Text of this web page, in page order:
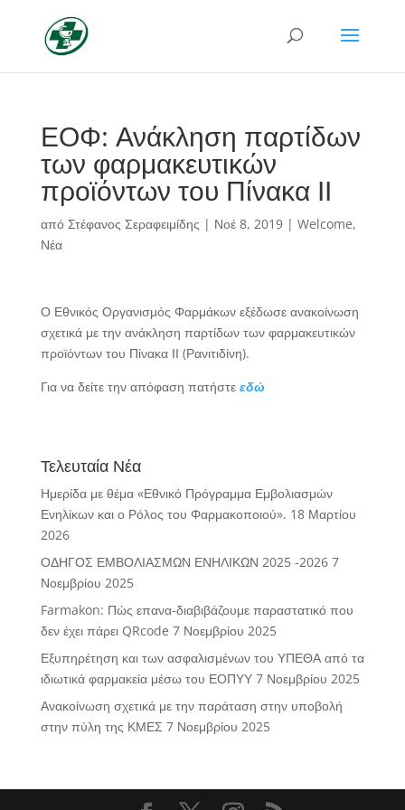
ΕΟΦ: Ανάκληση παρτίδων
των φαρμακευτικών
προϊόντων του Πίνακα ΙΙ
από Στέφανος Σεραφειμίδης | Νοέ 8, 2019| Welcome,
Νέα
Ο Εθνικός Οργανισμός Φαρμάκων εξέδωσε ανακοίνωση
σχετικά με την ανάκληση παρτίδων των φαρμακευτικών
προϊόντων του Πίνακα ΙΙ (Ρανιτιδίνη).
Για να δείτε την απόφαση πατήστε εδώ
Τελευταία Νέα
Ημερίδα με θέμα «Εθνικό Πρόγραμμα Εμβολιασμών
Ενηλίκων και ο Ρόλος του Φαρμακοποιού». 18 Μαρτίου
2026
ΟΔΗΓΟΣ ΕΜΒΟΛΙΑΣΜΩΝ ΕΝΗΛΙΚΩΝ 2025 -2026 7
Νοεμβρίου 2025
Farmakon: Πώς επανα-διαβιβάζουμε παραστατικό που
δεν έχει πάρει QRcode 7 Νοεμβρίου 2025
Εξυπηρέτηση και των ασφαλισμένων του ΥΠΕΘΑ από τα
ιδιωτικά φαρμακεία μέσω του ΕΟΠΥΥ 7 Νοεμβρίου 2025
Ανακοίνωση σχετικά με την παράταση στην υποβολή
στην πύλη της ΚΜΕΣ 7 Νοεμβρίου 2025